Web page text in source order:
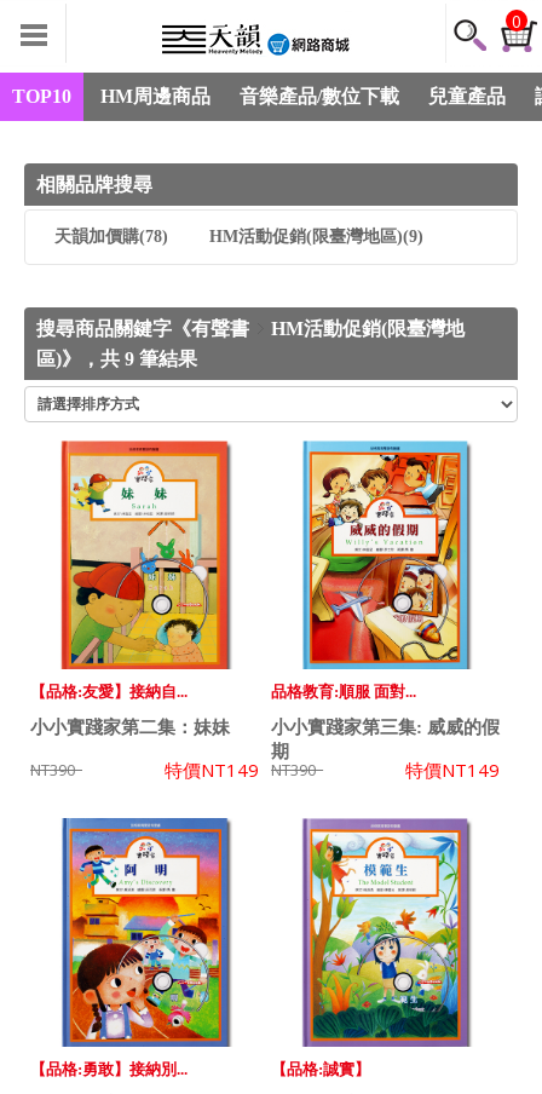
0
TOP10 HM周邊商品 音樂產品/數位下載 兒童產品
相關品牌搜尋
天韻加價購(78) HM活動促銷(限臺灣地區)(9)
搜尋商品關鍵字《有聲書
HM活動促銷(限臺灣地
區)》，共 9 筆結果
【品格:友愛】接納自...
小小實踐家第二集：妹妹
NT390 特價NT149
品格教育:順服 面對...
小小實踐家第三集: 威威的假
期
NT390 特價NT149
【品格:勇敢】接納別... 【品格:誠實】